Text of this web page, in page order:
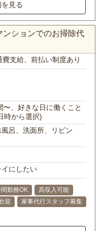
見る
ションでのお掃除代
費支給、前払い制度あり
、好きな日に働くこと
時から選択)
呂、洗面所、リビン
にしたい
勤務OK
高収入可能
迎
家事代行スタッフ募集